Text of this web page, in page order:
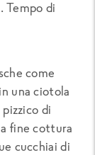
Tempo di
come
una ciotola
di
fine cottura
cucchiai di